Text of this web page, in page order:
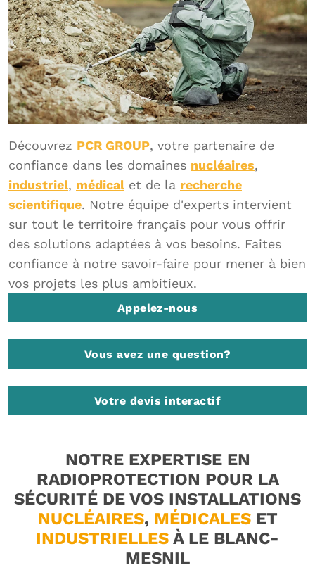
Découvrez PCR GROUP, votre partenaire de
confiance dans les domaines nucléaires,
industriel, médical et de la recherche
scientifique. Notre équipe d'experts intervient
sur tout le territoire français pour vous offrir
des solutions adaptées à vos besoins. Faites
confiance à notre savoir-faire pour mener à bien
vos projets les plus ambitieux.
Appelez-nous
Vous avez une question?
Votre devis interactif
NOTRE EXPERTISE EN
RADIOPROTECTION POUR LA
SÉCURITÉ DE VOS INSTALLATIONS
NUCLÉAIRES, MÉDICALESET
INDUSTRIELLESÀ LE BLANC-
MESNIL